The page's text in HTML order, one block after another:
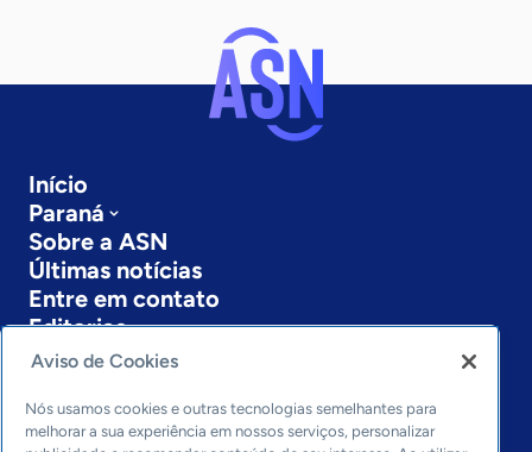
Início
Paraná
Sobre a ASN
Últimas notícias
Entre em contato
Editorias
Economia & Política
Inovação & Tecnologia
Cultura empreendedora
Aviso de Cookies
Nós usamos cookies e outras tecnologias semelhantes para
melhorar a sua experiência em nossos serviços, personalizar